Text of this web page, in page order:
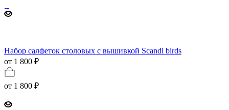
Набор салфеток столовых с вышивкой Scandi birds
от 1 800 ₽
от 1 800 ₽